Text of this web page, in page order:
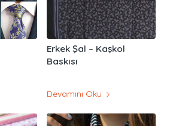
Erkek Şal – Kaşkol
Baskısı
Devamını Oku